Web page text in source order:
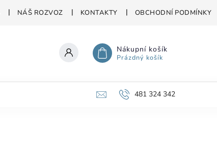
NÁŠ ROZVOZ KONTAKTY OBCHODNÍ PODMÍNKY
Nákupní košík
Prázdný košík
481 324 342